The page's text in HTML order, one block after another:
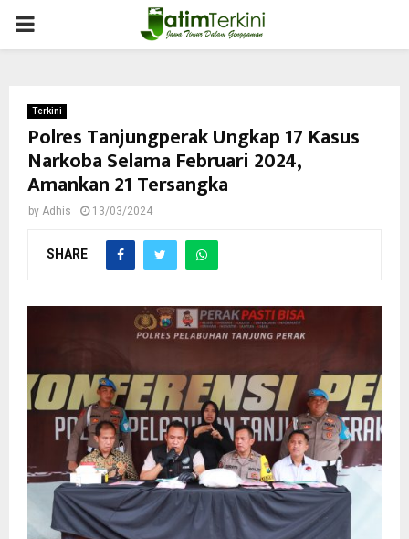
PRIMARY
Terkini
Polres Tanjungperak Ungkap 17 Kasus
Narkoba Selama Februari 2024,
Amankan 21 Tersangka
by Adhis 13/03/2024
SHARE